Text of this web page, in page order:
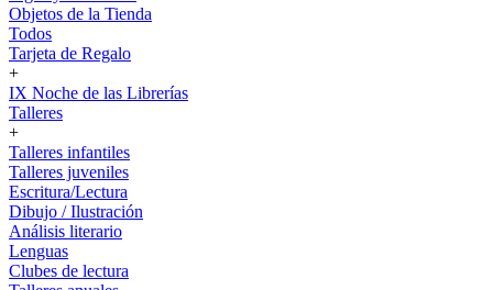
Objetos de la Tienda
Todos
Tarjeta de Regalo
+
IX Noche de las Librerías
Talleres
+
Talleres infantiles
Talleres juveniles
Escritura/Lectura
Dibujo / Ilustración
Análisis literario
Lenguas
Clubes de lectura